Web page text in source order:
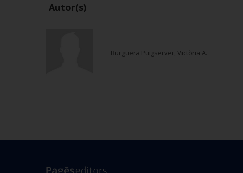
Autor(s)
Burguera Puigserver, Victòria A.